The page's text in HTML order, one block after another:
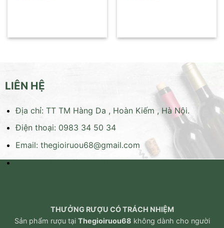
LIÊN HỆ
Địa chỉ: TT TM Hàng Da , Hoàn Kiếm , Hà Nội.
Điện thoại: 0983 34 50 34
Email: thegioiruou68@gmail.com
Website:https://thegioiruou68.com
THƯỞNG RƯỢU CÓ TRÁCH NHIỆM
Sản phẩm rượu tại Thegioiruou68 không dành cho người